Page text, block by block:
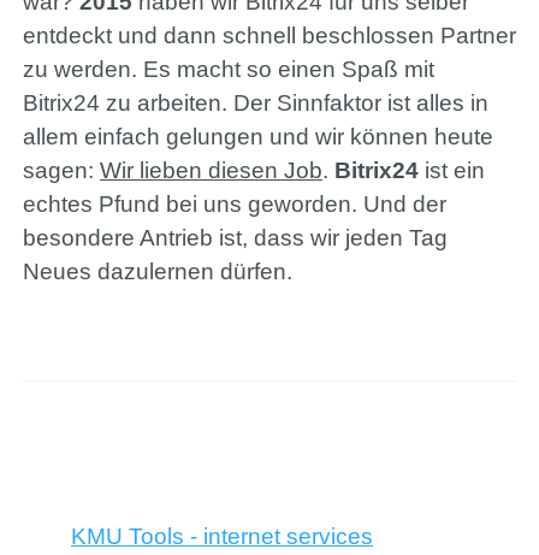
entdeckt und dann schnell beschlossen Partner
zu werden. Es macht so einen Spaß mit
Bitrix24 zu arbeiten. Der Sinnfaktor ist alles in
allem einfach gelungen und wir können heute
sagen: Wir lieben diesen Job. Bitrix24 ist ein
echtes Pfund bei uns geworden. Und der
besondere Antrieb ist, dass wir jeden Tag
Neues dazulernen dürfen.
KMU Tools - internet services